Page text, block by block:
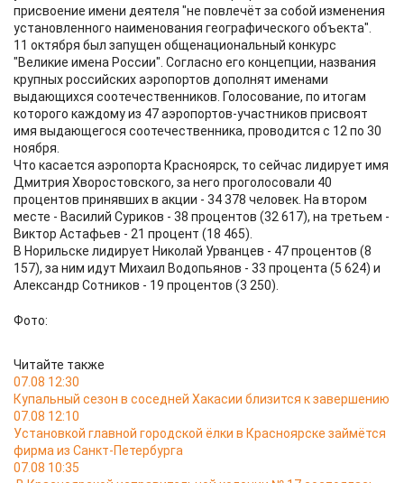
присвоение имени деятеля "не повлечёт за собой изменения
установленного наименования географического объекта".
11 октября был запущен общенациональный конкурс
"Великие имена России". Согласно его концепции, названия
крупных российских аэропортов дополнят именами
выдающихся соотечественников. Голосование, по итогам
которого каждому из 47 аэропортов-участников присвоят
имя выдающегося соотечественника, проводится с 12 по 30
ноября.
Что касается аэропорта Красноярск, то сейчас лидирует имя
Дмитрия Хворостовского, за него проголосовали 40
процентов принявших в акции - 34 378 человек. На втором
месте - Василий Суриков - 38 процентов (32 617), на третьем -
Виктор Астафьев - 21 процент (18 465).
В Норильске лидирует Николай Урванцев - 47 процентов (8
157), за ним идут Михаил Водопьянов - 33 процента (5 624) и
Александр Сотников - 19 процентов (3 250).
Фото:
Читайте также
07.08 12:30
Купальный сезон в соседней Хакасии близится к завершению
07.08 12:10
Установкой главной городской ёлки в Красноярске займётся
фирма из Санкт-Петербурга
07.08 10:35